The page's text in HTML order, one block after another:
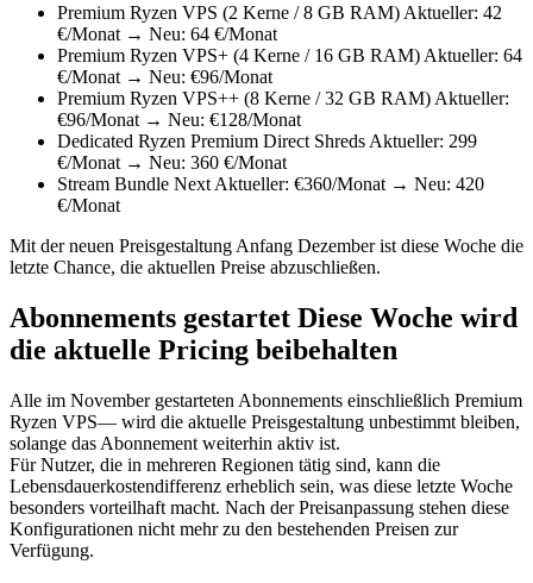
Premium Ryzen VPS (2 Kerne / 8 GB RAM) Aktueller: 42
€/Monat → Neu: 64 €/Monat
Premium Ryzen VPS+ (4 Kerne / 16 GB RAM) Aktueller: 64
€/Monat → Neu: €96/Monat
Premium Ryzen VPS++ (8 Kerne / 32 GB RAM) Aktueller:
€96/Monat → Neu: €128/Monat
Dedicated Ryzen Premium Direct Shreds Aktueller: 299
€/Monat → Neu: 360 €/Monat
Stream Bundle Next Aktueller: €360/Monat → Neu: 420
€/Monat
Mit der neuen Preisgestaltung Anfang Dezember ist diese Woche die
letzte Chance, die aktuellen Preise abzuschließen.
Abonnements gestartet Diese Woche wird
die aktuelle Pricing beibehalten
Alle im November gestarteten Abonnements einschließlich Premium
Ryzen VPS— wird die aktuelle Preisgestaltung unbestimmt bleiben,
solange das Abonnement weiterhin aktiv ist.
Für Nutzer, die in mehreren Regionen tätig sind, kann die
Lebensdauerkostendifferenz erheblich sein, was diese letzte Woche
besonders vorteilhaft macht. Nach der Preisanpassung stehen diese
Konfigurationen nicht mehr zu den bestehenden Preisen zur
Verfügung.